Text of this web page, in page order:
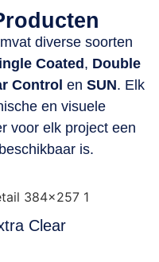
diverse soorten
Coated, Double
Control en SUN. Elk
en visuele
voor elk project een
is.
Clear